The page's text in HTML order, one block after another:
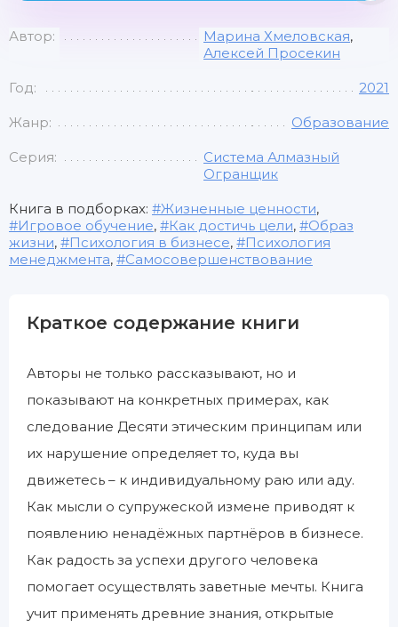
Автор: Марина Хмеловская,
Алексей Просекин
Год: 2021
Жанр: Образование
Серия:
Система Алмазный
Огранщик
Книга в подборках: Жизненные ценности,
Игровое обучение, Как достичь цели,
Образ
жизни, Психология в бизнесе,
Психология
менеджмента, Самосовершенствование
Краткое содержание книги
Авторы не только рассказывают, но и
показывают на конкретных примерах, как
следование Десяти этическим принципам или
их нарушение определяет то, куда вы
движетесь – к индивидуальному раю или аду.
Как мысли о супружеской измене приводят к
появлению ненадёжных партнёров в бизнесе.
Как радость за успехи другого человека
помогает осуществлять заветные мечты. Книга
учит применять древние знания, открытые